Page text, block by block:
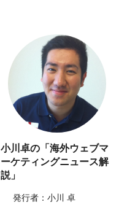
小川卓の「海外ウェブマ
ーケティングニュース解
説」
発行者：小川 卓